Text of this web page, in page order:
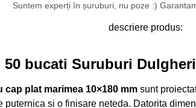
Suntem experți în șuruburi, nu poze :)
descriere produs:
50 bucati Suruburi
plat marimea 10×180 mmsunt
puternica si o finisare neteda. Datorita